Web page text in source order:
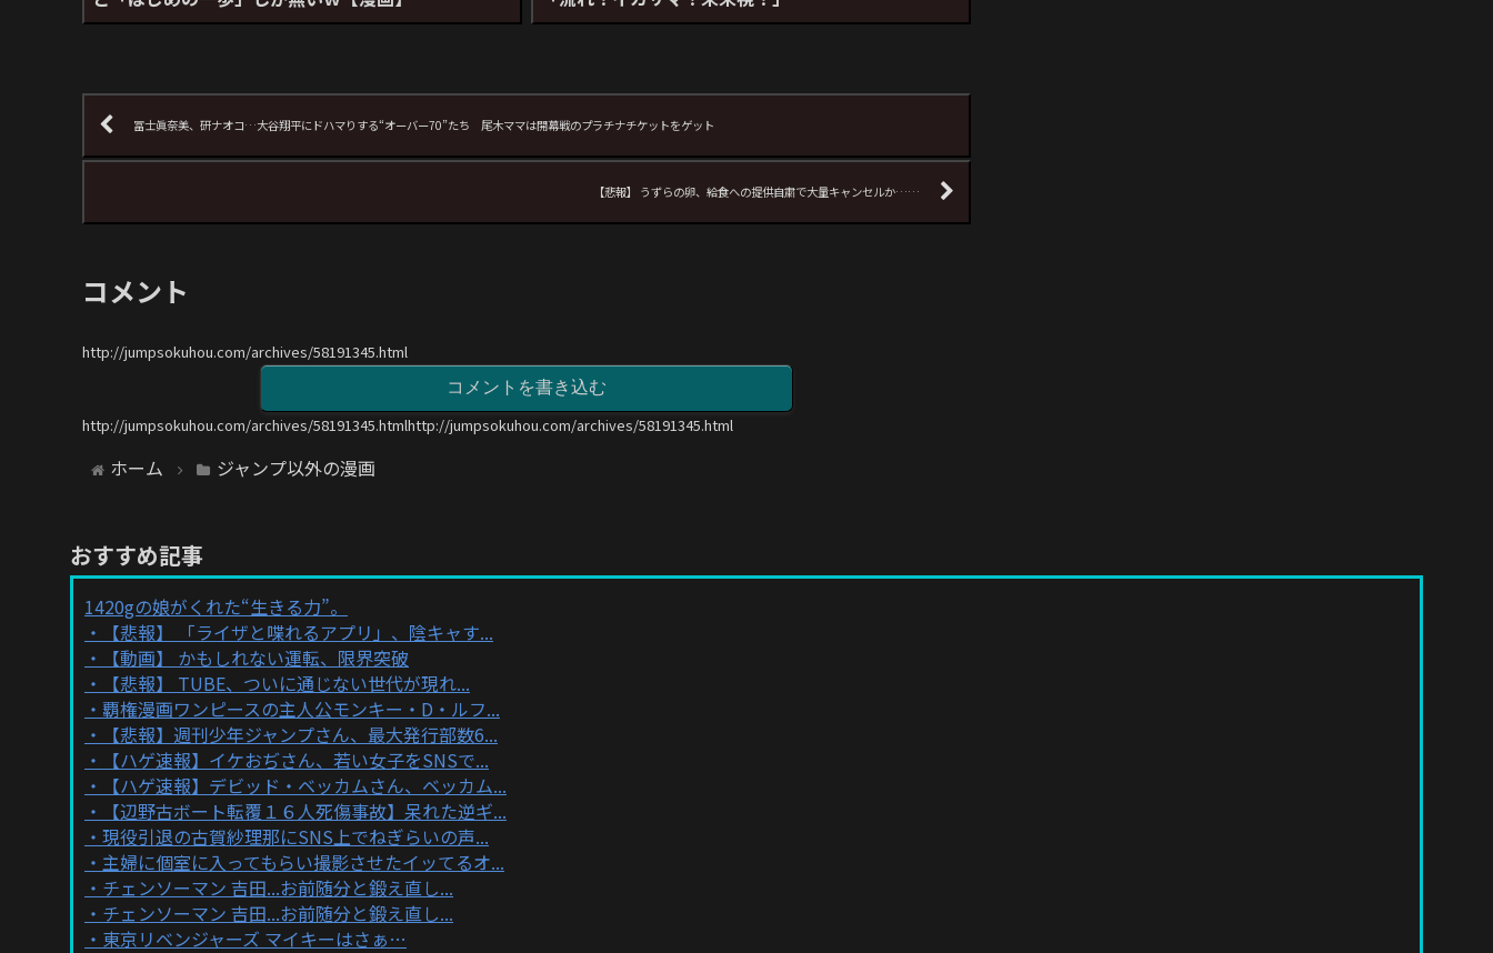
冨士眞奈美、研ナオコ…大谷翔平にドハマりする“オーバー70”たち 尾木ママは開幕戦のプラチナチケットをゲット
【悲報】 うずらの卵、給食への提供自粛で大量キャンセルか……
コメント
http://jumpsokuhou.com/archives/58191345.html
コメントを書き込む
http://jumpsokuhou.com/archives/58191345.htmlhttp://jumpsokuhou.com/archives/58191345.html
ホーム ジャンプ以外の漫画
おすすめ記事
1420gの娘がくれた“生きる力”。
【悲報】 「ライザと喋れるアプリ」、陰キャす...
【動画】 かもしれない運転、限界突破
【悲報】 TUBE、ついに通じない世代が現れ...
覇権漫画ワンピースの主人公モンキー・D・ルフ...
【悲報】週刊少年ジャンプさん、最大発行部数6...
【ハゲ速報】イケおぢさん、若い女子をSNSで...
【ハゲ速報】デビッド・ベッカムさん、ベッカム...
【辺野古ボート転覆１６人死傷事故】呆れた逆ギ...
現役引退の古賀紗理那にSNS上でねぎらいの声...
主婦に個室に入ってもらい撮影させたイッてるオ...
チェンソーマン 吉田...お前随分と鍛え直し...
チェンソーマン 吉田...お前随分と鍛え直し...
東京リベンジャーズ マイキーはさぁ…